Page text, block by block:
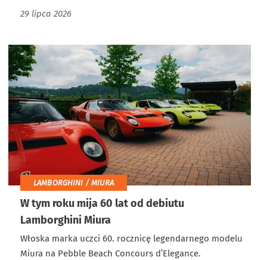
29 lipca 2026
LAMBORGHINI / MIURA
W tym roku mija 60 lat od debiutu
Lamborghini Miura
Włoska marka uczci 60. rocznicę legendarnego modelu
Miura na Pebble Beach Concours d’Elegance.